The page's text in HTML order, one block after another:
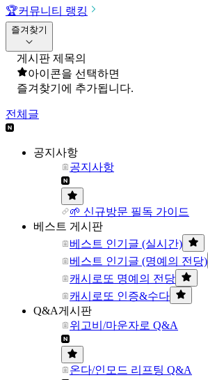
🏆커뮤니티 랭킹
즐겨찾기
게시판 제목의
아이콘을 선택하면
즐겨찾기에 추가됩니다.
전체글
공지사항
공지사항
🌱 신규방문 필독 가이드
베스트 게시판
베스트 인기글 (실시간)
베스트 인기글 (명예의 전당)
캐시로또 명예의 전당
캐시로또 인증&수다
Q&A게시판
위고비/마운자로 Q&A
온다/인모드 리프팅 Q&A